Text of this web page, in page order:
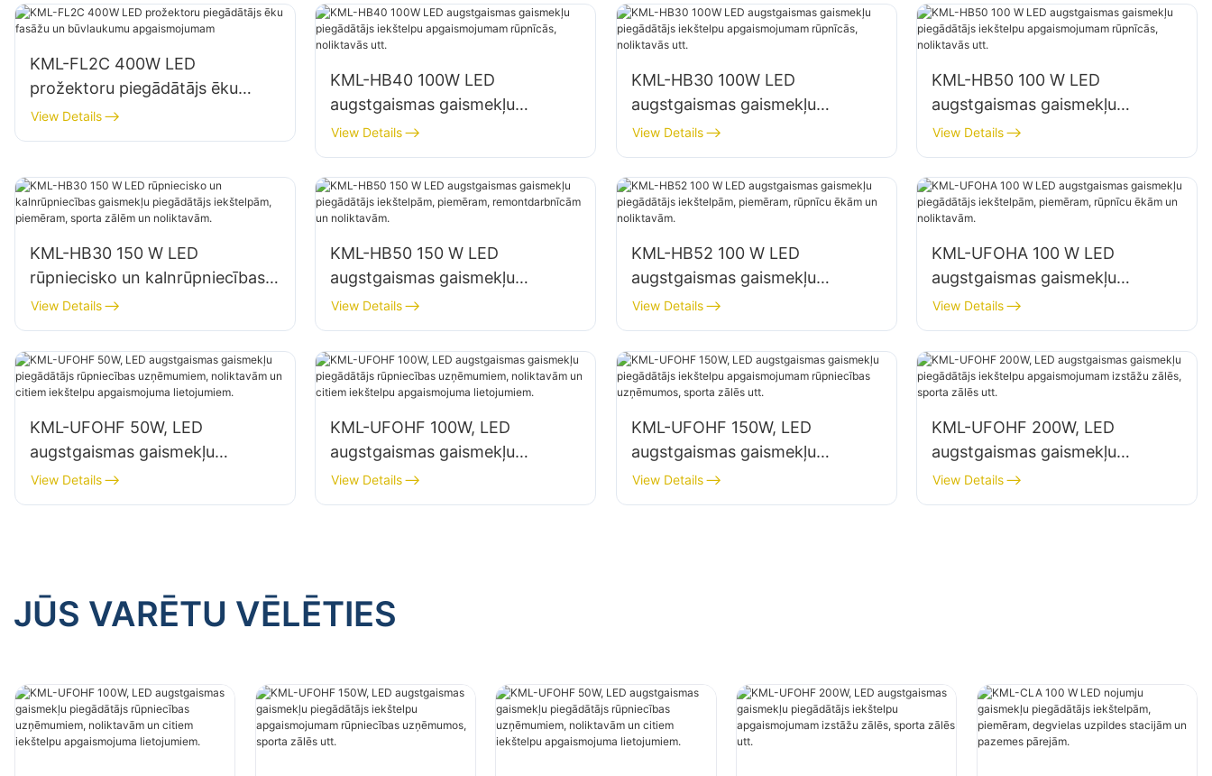
KML-FL2C 400W LED
prožektoru piegādātājs ēku
fasāžu un būvlaukumu
apgaismojumam
View Details
KML-HB40 100W LED
augstgaismas gaismekļu
piegādātājs iekštelpu
apgaismojumam rūpnīcās,
noliktavās utt.
View Details
KML-HB30 100W LED
augstgaismas gaismekļu
piegādātājs iekštelpu
apgaismojumam rūpnīcās,
noliktavās utt.
View Details
KML-HB50 100 W LED
augstgaismas gaismekļu
piegādātājs iekštelpu
apgaismojumam rūpnīcās,
noliktavās utt.
View Details
KML-HB30 150 W LED
rūpniecisko un kalnrūpniecības
gaismekļu piegādātājs
iekštelpām, piemēram, sporta
zālēm un noliktavām.
View Details
KML-HB50 150 W LED
augstgaismas gaismekļu
piegādātājs iekštelpām,
piemēram, remontdarbnīcām un
noliktavām.
View Details
KML-HB52 100 W LED
augstgaismas gaismekļu
piegādātājs iekštelpām,
piemēram, rūpnīcu ēkām un
noliktavām.
View Details
KML-UFOHA 100 W LED
augstgaismas gaismekļu
piegādātājs iekštelpām,
piemēram, rūpnīcu ēkām un
noliktavām.
View Details
KML-UFOHF 50W, LED
augstgaismas gaismekļu
piegādātājs rūpniecības
uzņēmumiem, noliktavām un
View Details
KML-UFOHF 100W, LED
augstgaismas gaismekļu
piegādātājs rūpniecības
uzņēmumiem, noliktavām un
View Details
KML-UFOHF 150W, LED
augstgaismas gaismekļu
piegādātājs iekštelpu
apgaismojumam rūpniecības
View Details
KML-UFOHF 200W, LED
augstgaismas gaismekļu
piegādātājs iekštelpu
apgaismojumam izstāžu zālēs,
View Details
JŪS VARĒTU VĒLĒTIES